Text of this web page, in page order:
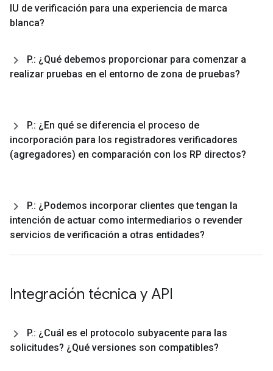
IU de verificación para una experiencia de marca
blanca?
P.: ¿Qué debemos proporcionar para comenzar a
realizar pruebas en el entorno de zona de pruebas?
P.: ¿En qué se diferencia el proceso de
incorporación para los registradores verificadores
(agregadores) en comparación con los RP directos?
P.: ¿Podemos incorporar clientes que tengan la
intención de actuar como intermediarios o revender
servicios de verificación a otras entidades?
Integración técnica y API
P.: ¿Cuál es el protocolo subyacente para las
solicitudes? ¿Qué versiones son compatibles?